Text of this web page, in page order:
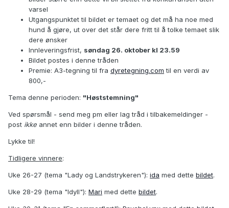
varsel
Utgangspunktet til bildet er temaet og det må ha noe med
hund å gjøre, ut over det står dere fritt til å tolke temaet slik
dere ønsker
Innleveringsfrist, søndag 26. oktober kl 23.59
Bildet postes i denne tråden
Premie: A3-tegning til fra dyretegning.com til en verdi av
800,-
Tema denne perioden: "Høststemning"
Ved spørsmål - send meg pm eller lag tråd i tilbakemeldinger -
post ikke annet enn bilder i denne tråden.
Lykke til!
Tidligere vinnere:
Uke 26-27 (tema "Lady og Landstrykeren"): ida med dette bildet.
Uke 28-29 (tema "Idyll"): Mari med dette bildet.